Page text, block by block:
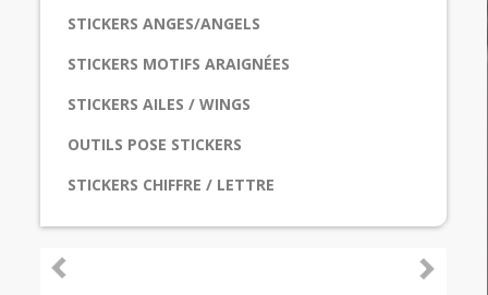
STICKERS ANGES/ANGELS
STICKERS MOTIFS ARAIGNÉES
STICKERS AILES / WINGS
OUTILS POSE STICKERS
STICKERS CHIFFRE / LETTRE